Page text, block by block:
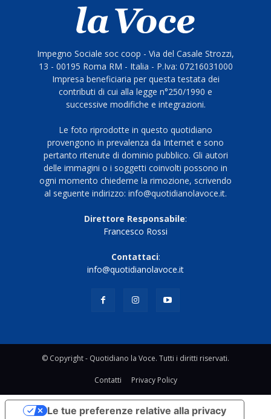
Impegno Sociale soc coop - Via del Casale Strozzi,
13 - 00195 Roma RM - Italia - P.Iva: 07216031000
Impresa beneficiaria per questa testata dei
contributi di cui alla legge n°250/1990 e
successive modifiche e integrazioni.
Le foto riprodotte in questo quotidiano
provengono in prevalenza da Internet e sono
pertanto ritenute di dominio pubblico. Gli autori
delle immagini o i soggetti coinvolti possono in
ogni momento chiederne la rimozione, scrivendo
al seguente indirizzo: info@quotidianolavoce.it.
Direttore Responsabile:
Francesco Rossi
Contattaci:
info@quotidianolavoce.it
© Copyright - Quotidiano la Voce. Tutti i diritti riservati.
Contatti Privacy Policy
Le tue preferenze relative alla privacy